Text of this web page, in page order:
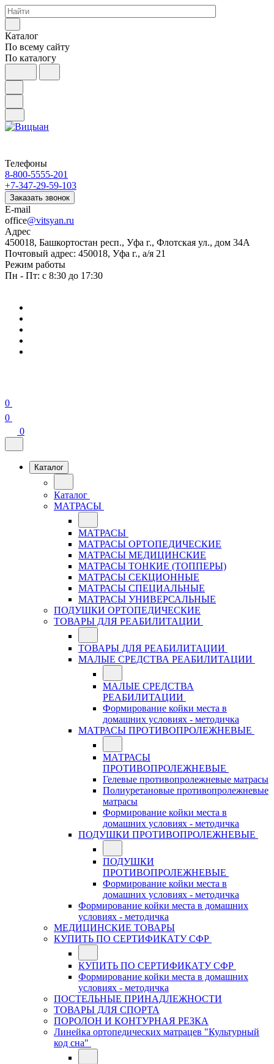
Каталог
По всему сайту
По каталогу
Телефоны
8-800-5555-201
+7-347-29-59-103
Заказать звонок
E-mail
office@vitsyan.ru
Адрес
450018, Башкортостан респ., Уфа г., Флотская ул., дом 34А
Почтовый адрес: 450018, Уфа г., а/я 21
Режим работы
Пн - Пт: с 8:30 до 17:30
0
0
0
Каталог
Каталог
МАТРАСЫ
МАТРАСЫ
МАТРАСЫ ОРТОПЕДИЧЕСКИЕ
МАТРАСЫ МЕДИЦИНСКИЕ
МАТРАСЫ ТОНКИЕ (ТОППЕРЫ)
МАТРАСЫ СЕКЦИОННЫЕ
МАТРАСЫ СПЕЦИАЛЬНЫЕ
МАТРАСЫ УНИВЕРСАЛЬНЫЕ
ПОДУШКИ ОРТОПЕДИЧЕСКИЕ
ТОВАРЫ ДЛЯ РЕАБИЛИТАЦИИ
ТОВАРЫ ДЛЯ РЕАБИЛИТАЦИИ
МАЛЫЕ СРЕДСТВА РЕАБИЛИТАЦИИ
МАЛЫЕ СРЕДСТВА
РЕАБИЛИТАЦИИ
Формирование койки места в
домашних условиях - методичка
МАТРАСЫ ПРОТИВОПРОЛЕЖНЕВЫЕ
МАТРАСЫ
ПРОТИВОПРОЛЕЖНЕВЫЕ
Гелевые противопролежневые матрасы
Полиуретановые противопролежневые
матрасы
Формирование койки места в
домашних условиях - методичка
ПОДУШКИ ПРОТИВОПРОЛЕЖНЕВЫЕ
ПОДУШКИ
ПРОТИВОПРОЛЕЖНЕВЫЕ
Формирование койки места в
домашних условиях - методичка
Формирование койки места в домашних
условиях - методичка
МЕДИЦИНСКИЕ ТОВАРЫ
КУПИТЬ ПО СЕРТИФИКАТУ СФР
КУПИТЬ ПО СЕРТИФИКАТУ СФР
Формирование койки места в домашних
условиях - методичка
ПОСТЕЛЬНЫЕ ПРИНАДЛЕЖНОСТИ
ТОВАРЫ ДЛЯ СПОРТА
ПОРОЛОН И КОНТУРНАЯ РЕЗКА
Линейка ортопедических матрацев "Культурный
код сна"